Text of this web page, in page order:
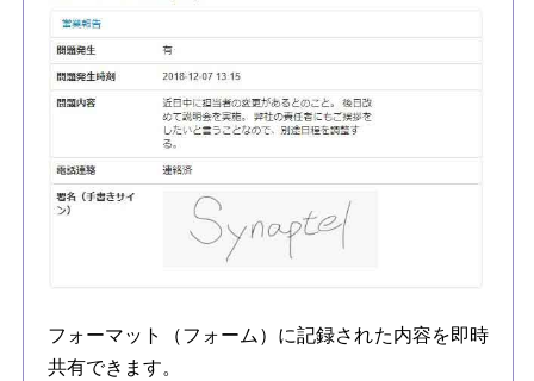
フォーマット（フォーム）に記録された内容を即時
共有できます。